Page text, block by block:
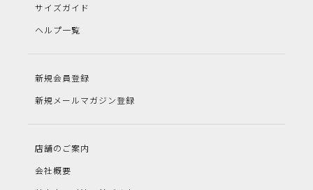
サイズガイド
ヘルプ一覧
新規会員登録
新規メールマガジン登録
店舗のご案内
会社概要